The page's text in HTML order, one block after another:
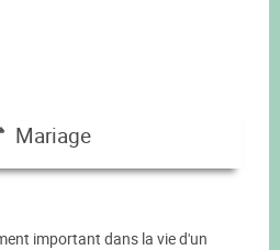
Mariage
important dans la vie d'un